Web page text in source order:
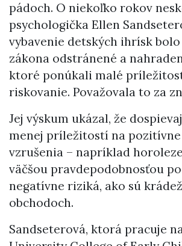
pádoch. O niekoľko rokov
psychologička Ellen
vybavenie detských ihrísk
zákona odstránené a
ktoré ponúkali malé
riskovanie. Považovala to za
Jej výskum ukázal, že
menej príležitostí na
vzrušenia – napríklad
väčšou pravdepodobnosťou
negatívne riziká, ako sú
obchodoch.
Sandseterová, ktorá pracuje